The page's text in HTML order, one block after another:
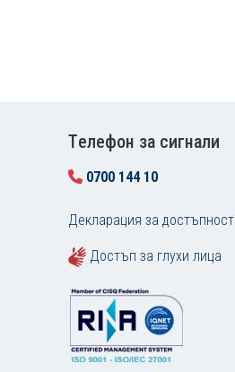
Tелефон за сигнали
0700 144 10
Декларация за достъпност
Достъп за глухи лица